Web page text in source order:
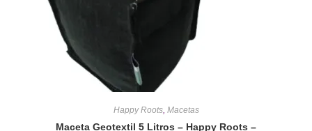
Happy Roots, Macetas
Maceta Geotextil 5 Litros – Happy Roots –